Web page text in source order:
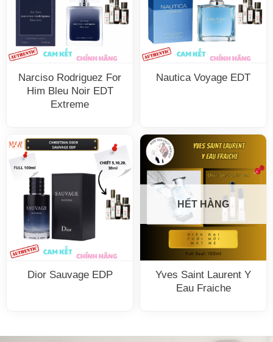
Narciso Rodriguez For
Him Bleu Noir EDT
Extreme
Nautica Voyage EDT
Dior Sauvage EDP
HẾT HÀNG
Yves Saint Laurent Y
Eau Fraiche